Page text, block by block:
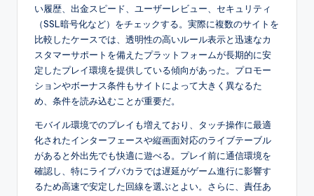
い履歴、出金スピード、ユーザーレビュー、セキュリティ
（SSL暗号化など）をチェックする。実際に複数のサイトを
比較したケースでは、透明性の高いルール表示と迅速なカ
スタマーサポートを備えたプラットフォームが長期的に安
定したプレイ環境を提供している傾向があった。プロモー
ションやボーナス条件もサイトによって大きく異なるた
め、条件を読み込むことが重要だ。
モバイル環境でのプレイも増えており、タッチ操作に最適
化されたインターフェースや縦画面対応のライブテーブル
があると外出先でも快適に遊べる。プレイ前に通信環境を
確認し、特にライブバカラでは遅延がゲーム進行に影響す
るため高速で安定した回線を選ぶとよい。さらに、責任あ